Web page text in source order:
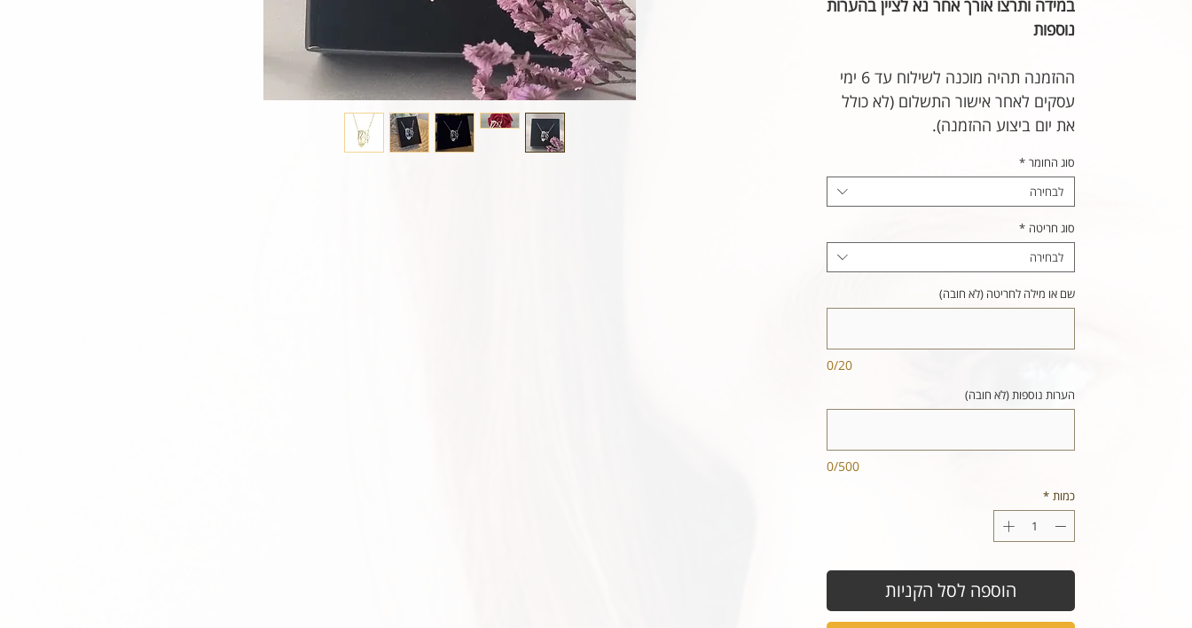
במידה ותרצו אורך אחר נא לציין בהערות
נוספות
ההזמנה תהיה מוכנה לשילוח עד 6 ימי
עסקים לאחר אישור התשלום (לא כולל
את יום ביצוע ההזמנה).
סוג החומר *
לבחירה
סוג חריטה *
לבחירה
שם או מילה לחריטה (לא חובה)
0/20
הערות נוספות (לא חובה)
0/500
כמות *
הוספה לסל הקניות